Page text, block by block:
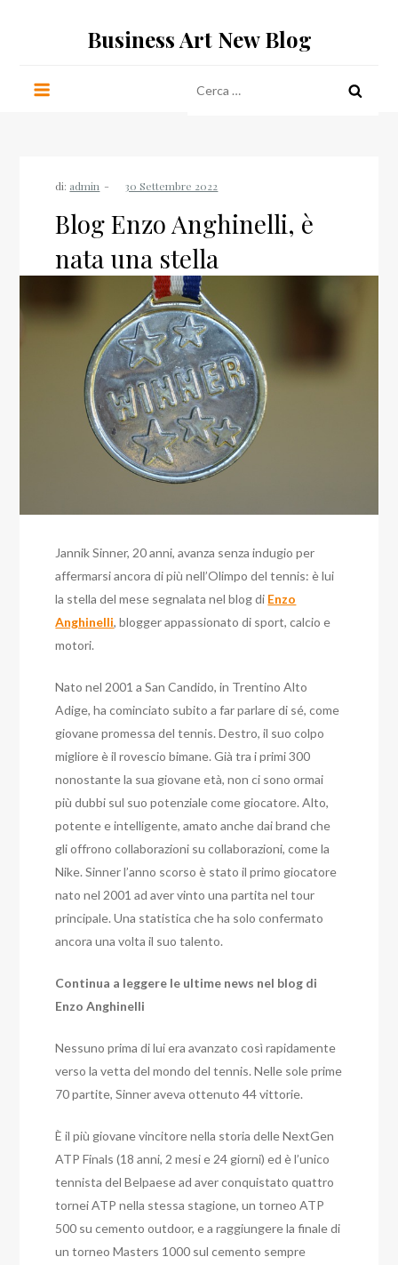
Business Art New Blog
per:
di: admin
Blog Enzo Anghinelli, è
nata una stella
Jannik Sinner, 20 anni, avanza senza indugio per
affermarsi ancora di più nell’Olimpo del tennis: è lui
la stella del mese segnalata nel blog di Enzo
Anghinelli, blogger appassionato di sport, calcio e
motori.
Nato nel 2001 a San Candido, in Trentino Alto
Adige, ha cominciato subito a far parlare di sé, come
giovane promessa del tennis. Destro, il suo colpo
migliore è il rovescio bimane. Già tra i primi 300
nonostante la sua giovane età, non ci sono ormai
più dubbi sul suo potenziale come giocatore. Alto,
potente e intelligente, amato anche dai brand che
gli offrono collaborazioni su collaborazioni, come la
Nike. Sinner l’anno scorso è stato il primo giocatore
nato nel 2001 ad aver vinto una partita nel tour
principale. Una statistica che ha solo confermato
ancora una volta il suo talento.
Continua a leggere le ultime news nel blog di
Enzo Anghinelli
Nessuno prima di lui era avanzato così rapidamente
verso la vetta del mondo del tennis. Nelle sole prime
70 partite, Sinner aveva ottenuto 44 vittorie.
È il più giovane vincitore nella storia delle NextGen
ATP Finals (18 anni, 2 mesi e 24 giorni) ed è l’unico
tennista del Belpaese ad aver conquistato quattro
tornei ATP nella stessa stagione, un torneo ATP
500 su cemento outdoor, e a raggiungere la finale di
un torneo Masters 1000 sul cemento sempre